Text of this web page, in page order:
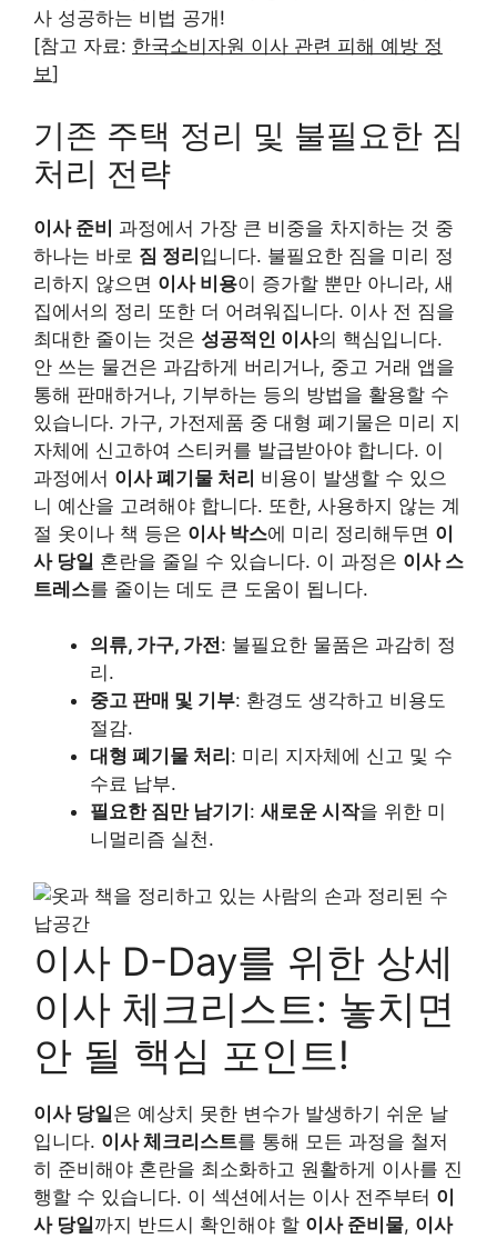
[참고 자료: 한국소비자원 이사 관련 피해 예방 정
보]
기존 주택 정리 및 불필요한 짐
처리 전략
이사 준비 과정에서 가장 큰 비중을 차지하는 것 중
하나는 바로 짐 정리입니다. 불필요한 짐을 미리 정
리하지 않으면 이사 비용이 증가할 뿐만 아니라, 새
집에서의 정리 또한 더 어려워집니다. 이사 전 짐을
최대한 줄이는 것은 성공적인 이사의 핵심입니다.
안 쓰는 물건은 과감하게 버리거나, 중고 거래 앱을
통해 판매하거나, 기부하는 등의 방법을 활용할 수
있습니다. 가구, 가전제품 중 대형 폐기물은 미리 지
자체에 신고하여 스티커를 발급받아야 합니다. 이
과정에서 이사 폐기물 처리 비용이 발생할 수 있으
니 예산을 고려해야 합니다. 또한, 사용하지 않는 계
절 옷이나 책 등은 이사 박스에 미리 정리해두면 이
사 당일 혼란을 줄일 수 있습니다. 이 과정은 이사 스
트레스를 줄이는 데도 큰 도움이 됩니다.
의류, 가구, 가전: 불필요한 물품은 과감히 정
리.
중고 판매 및 기부: 환경도 생각하고 비용도
절감.
대형 폐기물 처리 : 미리 지자체에 신고 및 수
수료 납부.
필요한 짐만 남기기 : 새로운 시작을 위한 미
니멀리즘 실천.
이사 D-Day를 위한 상세
이사 체크리스트: 놓치면
안 될 핵심 포인트!
이사 당일은 예상치 못한 변수가 발생하기 쉬운 날
입니다. 이사 체크리스트를 통해 모든 과정을 철저
히 준비해야 혼란을 최소화하고 원활하게 이사를 진
행할 수 있습니다. 이 섹션에서는 이사 전주부터 이
사 당일까지 반드시 확인해야 할 이사 준비물, 이사